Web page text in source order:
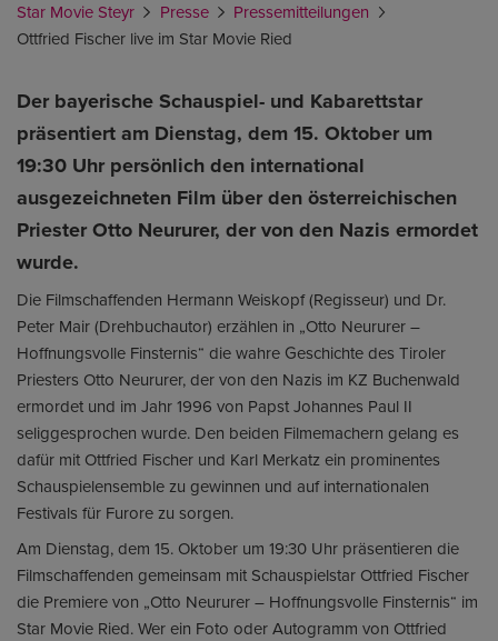
Star Movie Steyr Presse
Pressemitteilungen
Ottfried Fischer live im Star Movie Ried
Der bayerische Schauspiel- und Kabarettstar
präsentiert am Dienstag, dem 15. Oktober um
19:30 Uhr persönlich den international
ausgezeichneten Film über den österreichischen
Priester Otto Neururer, der von den Nazis ermordet
wurde.
Die Filmschaffenden Hermann Weiskopf (Regisseur) und Dr.
Peter Mair (Drehbuchautor) erzählen in „Otto Neururer –
Hoffnungsvolle Finsternis“ die wahre Geschichte des Tiroler
Priesters Otto Neururer, der von den Nazis im KZ Buchenwald
ermordet und im Jahr 1996 von Papst Johannes Paul II
seliggesprochen wurde. Den beiden Filmemachern gelang es
dafür mit Ottfried Fischer und Karl Merkatz ein prominentes
Schauspielensemble zu gewinnen und auf internationalen
Festivals für Furore zu sorgen.
Am Dienstag, dem 15. Oktober um 19:30 Uhr präsentieren die
Filmschaffenden gemeinsam mit Schauspielstar Ottfried Fischer
die Premiere von „Otto Neururer – Hoffnungsvolle Finsternis“ im
Star Movie Ried. Wer ein Foto oder Autogramm von Ottfried